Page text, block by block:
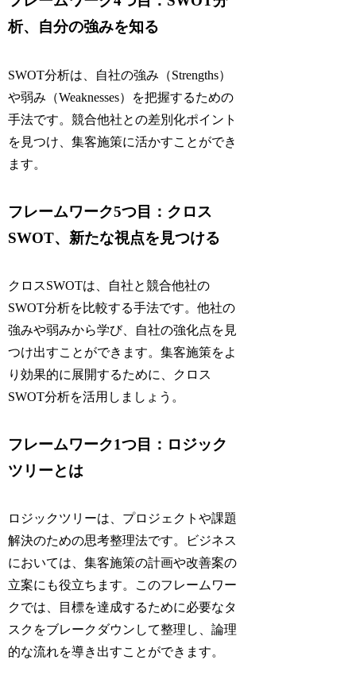
析、自分の強みを知る
SWOT分析は、自社の強み（Strengths）
や弱み（Weaknesses）を把握するための
手法です。競合他社との差別化ポイント
を見つけ、集客施策に活かすことができ
ます。
フレームワーク5つ目：クロス
SWOT、新たな視点を見つける
クロスSWOTは、自社と競合他社の
SWOT分析を比較する手法です。他社の
強みや弱みから学び、自社の強化点を見
つけ出すことができます。集客施策をよ
り効果的に展開するために、クロス
SWOT分析を活用しましょう。
フレームワーク1つ目：ロジック
ツリーとは
ロジックツリーは、プロジェクトや課題
解決のための思考整理法です。ビジネス
においては、集客施策の計画や改善案の
立案にも役立ちます。このフレームワー
クでは、目標を達成するために必要なタ
スクをブレークダウンして整理し、論理
的な流れを導き出すことができます。